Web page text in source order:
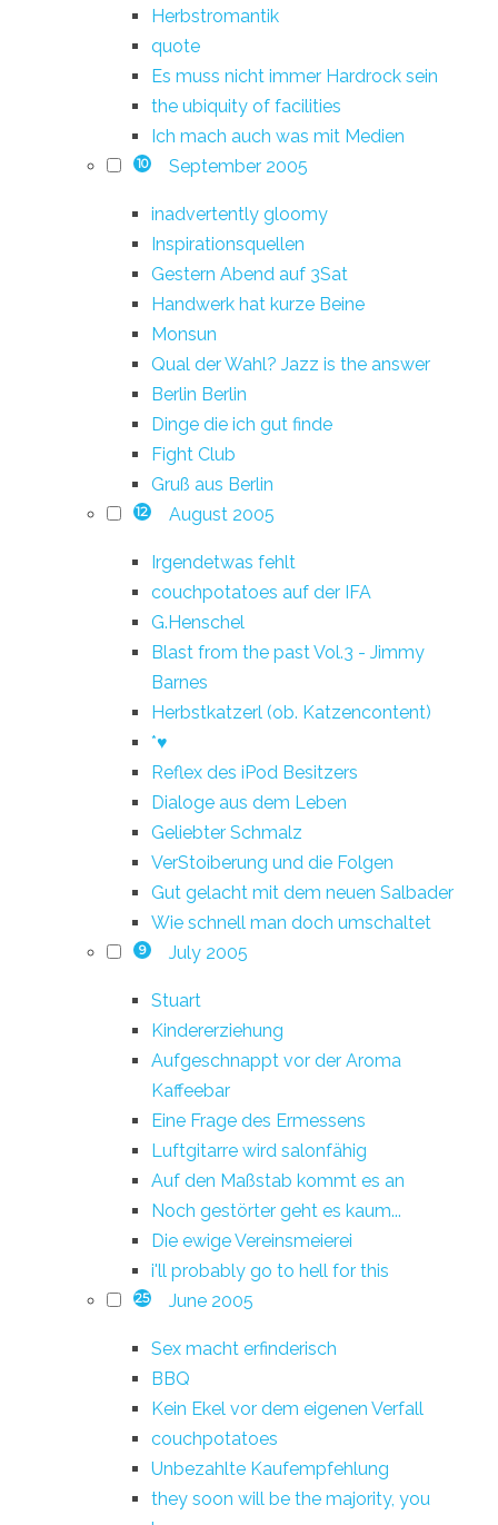
Herbstromantik
quote
Es muss nicht immer Hardrock sein
the ubiquity of facilities
Ich mach auch was mit Medien
10 September 2005
inadvertently gloomy
Inspirationsquellen
Gestern Abend auf 3Sat
Handwerk hat kurze Beine
Monsun
Qual der Wahl? Jazz is the answer
Berlin Berlin
Dinge die ich gut finde
Fight Club
Gruß aus Berlin
12 August 2005
Irgendetwas fehlt
couchpotatoes auf der IFA
G.Henschel
Blast from the past Vol.3 - Jimmy
Barnes
Herbstkatzerl (ob. Katzencontent)
*♥
Reflex des iPod Besitzers
Dialoge aus dem Leben
Geliebter Schmalz
VerStoiberung und die Folgen
Gut gelacht mit dem neuen Salbader
Wie schnell man doch umschaltet
9 July 2005
Stuart
Kindererziehung
Aufgeschnappt vor der Aroma
Kaffeebar
Eine Frage des Ermessens
Luftgitarre wird salonfähig
Auf den Maßstab kommt es an
Noch gestörter geht es kaum...
Die ewige Vereinsmeierei
i'll probably go to hell for this
25 June 2005
Sex macht erfinderisch
BBQ
Kein Ekel vor dem eigenen Verfall
couchpotatoes
Unbezahlte Kaufempfehlung
they soon will be the majority, you